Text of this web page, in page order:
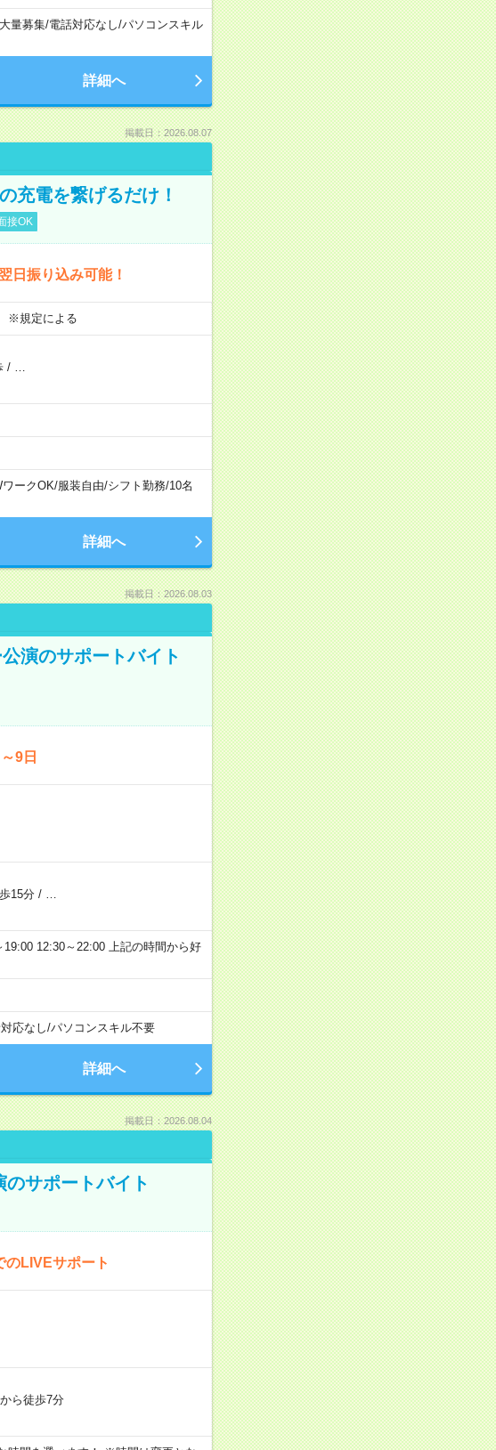
量募集/電話対応なし/パソコンスキル
詳細へ
掲載日：2026.08.07
充電を繋げるだけ！
接OK
日振り込み可能！
※規定による
/
ークOK/服装自由/シフト勤務/10名
詳細へ
掲載日：2026.08.03
演のサポートバイト
9日
15分/
12:30～22:00 上記の時間から好
応なし/パソコンスキル不要
詳細へ
掲載日：2026.08.04
サポートバイト
のLIVEサポート
ら徒歩7分